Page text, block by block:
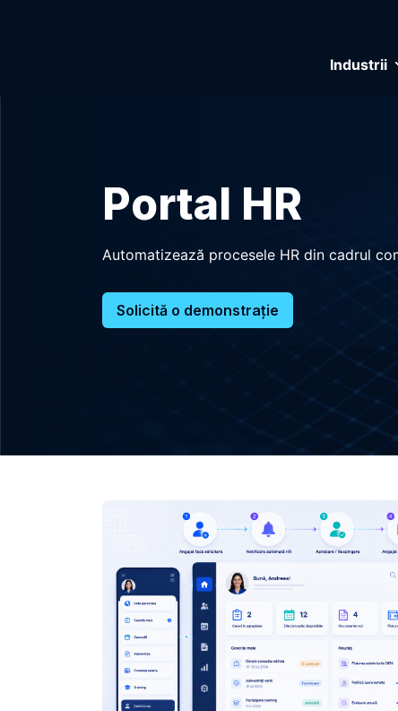
Industrii
Portal HR
Automatizează procesele HR din cadrul
Solicită o demonstrație